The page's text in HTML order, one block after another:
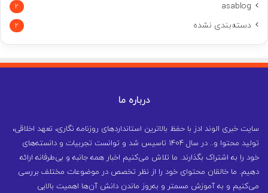
asablog
2
دسته‌بندی نشده 2
درباره ما
سایت خبری الوند ادز با حفظ بالاترین استانداردهای روزنامه نگاری، تعهد اخلاقی،
تولید محتوا و.. در سال ۱۴۰۴ تاسیس شد و توانست تجربیات و دانسته‌های
خود را به اشتراک بگذارند. ما تلاش می‌کنیم اخبار همه جانبه و بی‌طرفانه ارائه
دهیم. ما خالقان محتوای خود را از نظر تخصص در موضوعات مختلف بررسی
می‌کنیم و به آموزش مسمتر و به‌روز ماندن دانش آن‌ها اهمیت بالایی